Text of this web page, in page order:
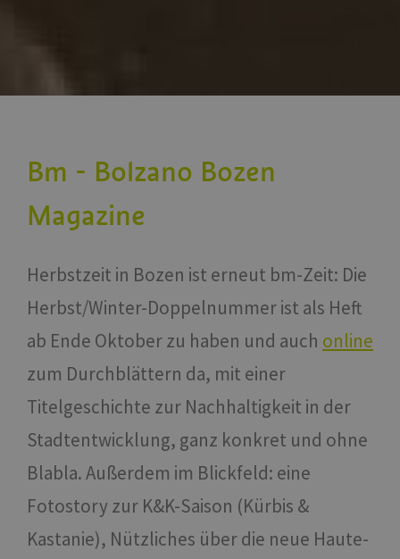
Bm - Bolzano Bozen
Magazine
Herbstzeit in Bozen ist erneut bm-Zeit: Die
Herbst/Winter-Doppelnummer ist als Heft
ab Ende Oktober zu haben und auch online
zum Durchblättern da, mit einer
Titelgeschichte zur Nachhaltigkeit in der
Stadtentwicklung, ganz konkret und ohne
Blabla. Außerdem im Blickfeld: eine
Fotostory zur K&K-Saison (Kürbis &
Kastanie), Nützliches über die neue Haute-